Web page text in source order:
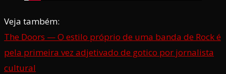
Veja também:
The Doors — O estilo próprio de uma banda de Rock é
pela primeira vez adjetivado de gotico por jornalista
cultural